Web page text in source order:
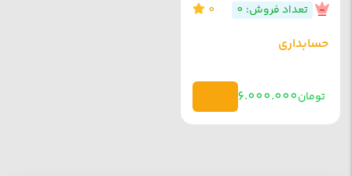
تعداد فروش: 0 0
حسابداری
تومان6.000.000